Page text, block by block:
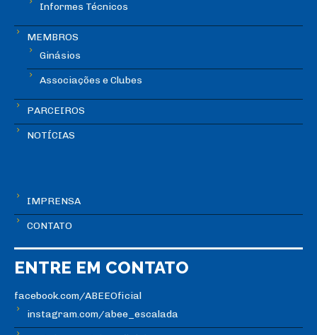
Informes Técnicos
MEMBROS
Ginásios
Associações e Clubes
PARCEIROS
NOTÍCIAS
IMPRENSA
CONTATO
ENTRE EM CONTATO
facebook.com/ABEEOficial
instagram.com/abee_escalada